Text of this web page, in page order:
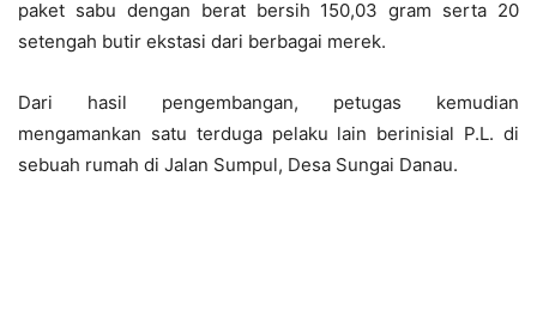
paket sabu dengan berat bersih 150,03 gram serta 20
setengah butir ekstasi dari berbagai merek.
Dari hasil pengembangan, petugas kemudian
mengamankan satu terduga pelaku lain berinisial P.L. di
sebuah rumah di Jalan Sumpul, Desa Sungai Danau.